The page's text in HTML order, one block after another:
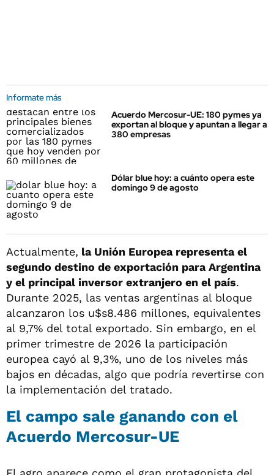
Informate más
Acuerdo Mercosur-UE: 180 pymes ya
exportan al bloque y apuntan a llegar a
380 empresas
Dólar blue hoy: a cuánto opera este
domingo 9 de agosto
Actualmente, la Unión Europea representa el
segundo destino de exportación para Argentina
y el principal inversor extranjero en el país.
Durante 2025, las ventas argentinas al bloque
alcanzaron los u$s8.486 millones, equivalentes
al 9,7% del total exportado. Sin embargo, en el
primer trimestre de 2026 la participación
europea cayó al 9,3%, uno de los niveles más
bajos en décadas, algo que podría revertirse con
la implementación del tratado.
El campo sale ganando con el
Acuerdo Mercosur-UE